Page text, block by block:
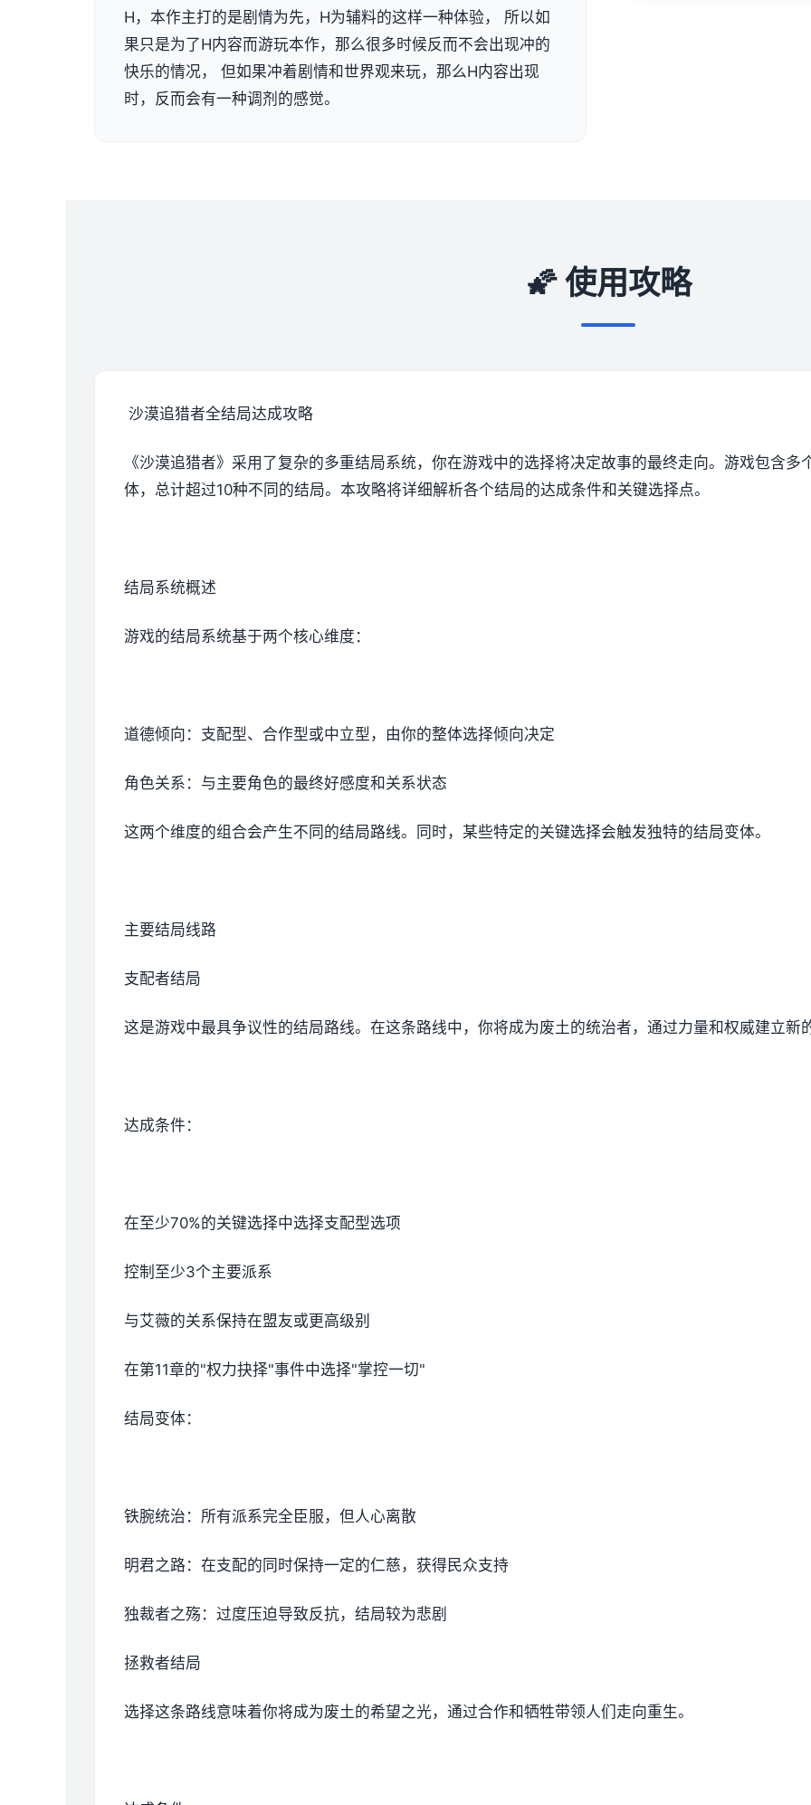
H，本作主打的是剧情为先，H为辅料的这样一种体验， 所以如
果只是为了H内容而游玩本作，那么很多时候反而不会出现冲的
快乐的情况， 但如果冲着剧情和世界观来玩，那么H内容出现
时，反而会有一种调剂的感觉。
🌠 使用攻略
沙漠追猎者全结局达成攻略
《沙漠追猎者》采用了复杂的多重结局系统，你在游戏中的选择将决定故事的最终走向。游戏包含
体，总计超过10种不同的结局。本攻略将详细解析各个结局的达成条件和关键选择点。
结局系统概述
游戏的结局系统基于两个核心维度：
道德倾向：支配型、合作型或中立型，由你的整体选择倾向决定
角色关系：与主要角色的最终好感度和关系状态
这两个维度的组合会产生不同的结局路线。同时，某些特定的关键选择会触发独特的结局变体。
主要结局线路
支配者结局
这是游戏中最具争议性的结局路线。在这条路线中，你将成为废土的统治者，通过力量和权威建立新
达成条件：
在至少70%的关键选择中选择支配型选项
控制至少3个主要派系
与艾薇的关系保持在盟友或更高级别
在第11章的"权力抉择"事件中选择"掌控一切"
结局变体：
铁腕统治：所有派系完全臣服，但人心离散
明君之路：在支配的同时保持一定的仁慈，获得民众支持
独裁者之殇：过度压迫导致反抗，结局较为悲剧
拯救者结局
选择这条路线意味着你将成为废土的希望之光，通过合作和牺牲带领人们走向重生。